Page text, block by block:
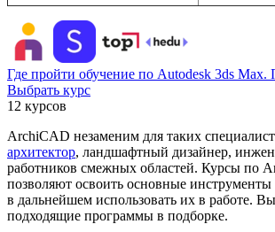
Где пройти обучение по Autodesk 3ds Max.
Выбрать курс
12 курсов
ArchiCAD незаменим для таких
архитектор, ландшафтный дизайнер,
работников смежных областей. Курсы по
позволяют освоить основные
в дальнейшем использовать их в работе.
подходящие программы в подборке.